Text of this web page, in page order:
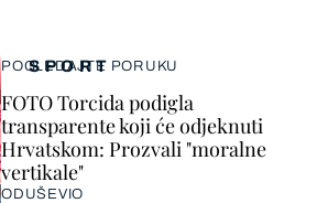
SPORT
POGLEDAJTE PORUKU
FOTO Torcida podigla
transparente koji će odjeknuti
Hrvatskom: Prozvali "moralne
vertikale"
ODUŠEVIO